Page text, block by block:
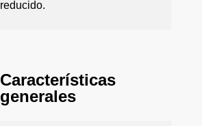
reducido.
Características
generales